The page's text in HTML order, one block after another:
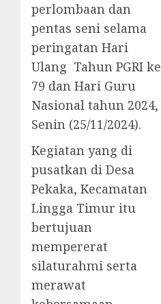
perlombaan dan
pentas seni selama
peringatan Hari
Ulang Tahun PGRI ke
79 dan Hari Guru
Nasional tahun 2024,
Senin (25/11/2024).
Kegiatan yang di
pusatkan di Desa
Pekaka, Kecamatan
Lingga Timur itu
bertujuan
mempererat
silaturahmi serta
merawat